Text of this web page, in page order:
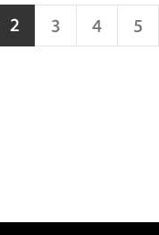
2현 3 4 5